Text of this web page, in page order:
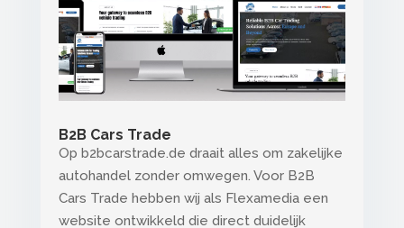
B2B Cars Trade
Op b2bcarstrade.de draait alles om zakelijke
autohandel zonder omwegen. Voor B2B
Cars Trade hebben wij als Flexamedia een
website ontwikkeld die direct duidelijk